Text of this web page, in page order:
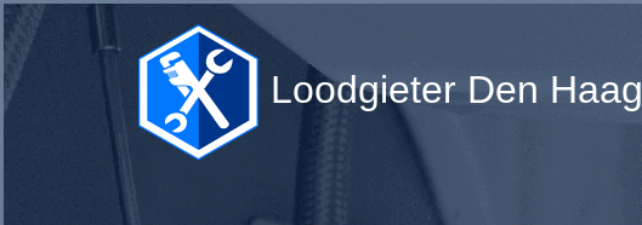
Loodgieter Den Haag